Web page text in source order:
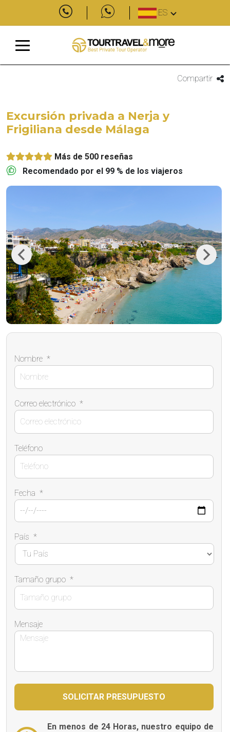
ES
Compartir
Excursión privada a Nerja y
Frigiliana desde Málaga
Más de 500 reseñas
Recomendado por el 99 % de los viajeros
Previous Next
Nombre *
Correo electrónico *
Teléfono
Fecha *
País *
Tamaño grupo *
Mensaje
En menos de 24 Horas, nuestro equipo de